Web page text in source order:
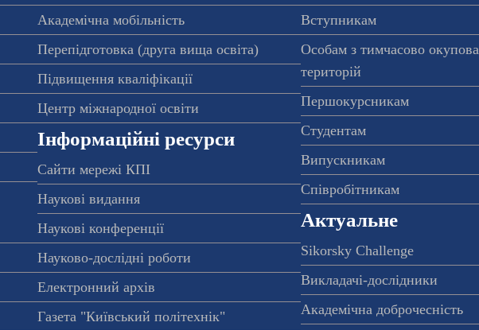
Академічна мобільність
Перепідготовка (друга вища освіта)
Підвищення кваліфікації
Центр міжнародної освіти
Інформаційні ресурси
Сайти мережі КПІ
Наукові видання
Наукові конференції
Науково-дослідні роботи
Електронний архів
Газета "Київський політехнік"
Вступникам
Особам з тимчасово
територій
Першокурсникам
Студентам
Випускникам
Співробітникам
Актуальне
Sikorsky Challenge
Викладачі-дослідники
Академічна доброчесність